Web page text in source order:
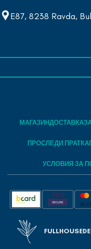
E87, 8238 Ravda,
МАГАЗИНДОСТАВКА
ПРОСЛЕДИ ПРАТКА
УСЛОВИЯ ЗА